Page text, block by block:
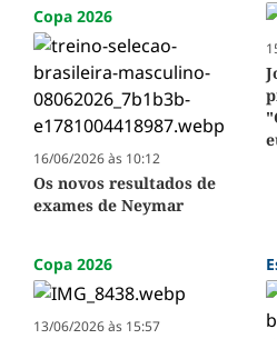
Copa 2026
16/06/2026 às 10:12
Os novos resultados de
exames de Neymar
Copa 2026
13/06/2026 às 15:57